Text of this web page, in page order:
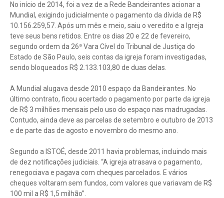
No início de 2014, foi a vez de a Rede Bandeirantes acionar a
Mundial, exigindo judicialmente o pagamento da dívida de R$
10.156.259,57. Após um mês e meio, saiu o veredito e a Igreja
teve seus bens retidos. Entre os dias 20 e 22 de fevereiro,
segundo ordem da 26ª Vara Cível do Tribunal de Justiça do
Estado de São Paulo, seis contas da igreja foram investigadas,
sendo bloqueados R$ 2.133.103,80 de duas delas.
A Mundial alugava desde 2010 espaço da Bandeirantes. No
último contrato, ficou acertado o pagamento por parte da igreja
de R$ 3 milhões mensais pelo uso do espaço nas madrugadas.
Contudo, ainda deve as parcelas de setembro e outubro de 2013
e de parte das de agosto e novembro do mesmo ano.
Segundo a ISTOÉ, desde 2011 havia problemas, incluindo mais
de dez notificações judiciais. “A igreja atrasava o pagamento,
renegociava e pagava com cheques parcelados. E vários
cheques voltaram sem fundos, com valores que variavam de R$
100 mil a R$ 1,5 milhão”.